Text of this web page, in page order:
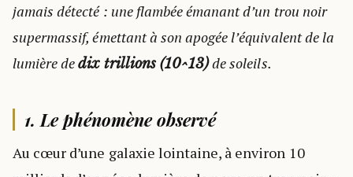
jamais détecté : une flambée émanant d’un trou noir
supermassif, émettant à son apogée l’équivalent de la
lumière dedix trillions (10^13)de soleils.
1. Le phénomène observé
Au cœur d’une galaxie lointaine, à environ 10